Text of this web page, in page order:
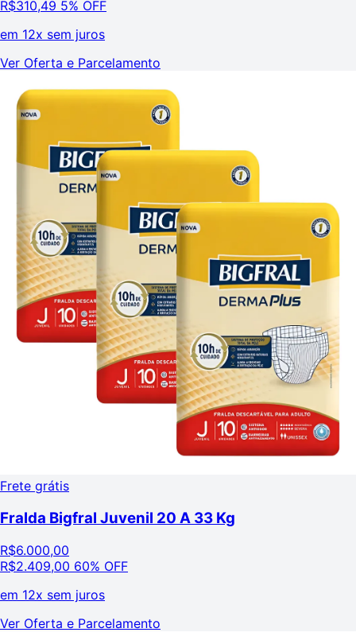
R$310,49 5% OFF
em 12x sem juros
Ver Oferta e Parcelamento
Frete grátis
Fralda Bigfral Juvenil 20 A 33 Kg
R$6.000,00
R$2.409,00 60% OFF
em 12x sem juros
Ver Oferta e Parcelamento